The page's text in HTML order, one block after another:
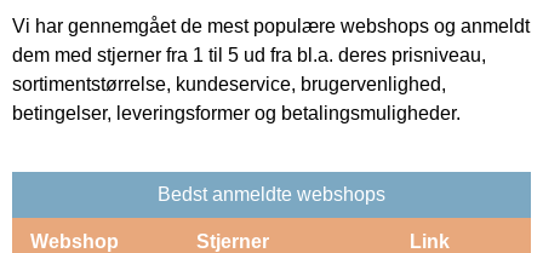
Vi har gennemgået de mest populære webshops og anmeldt
dem med stjerner fra 1 til 5 ud fra bl.a. deres prisniveau,
sortimentstørrelse, kundeservice, brugervenlighed,
betingelser, leveringsformer og betalingsmuligheder.
Bedst anmeldte webshops
Webshop Stjerner Link